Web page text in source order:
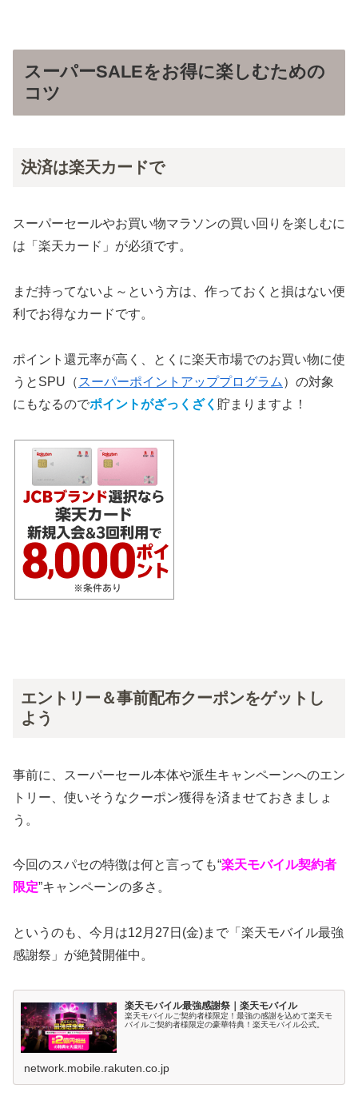
スーパーSALEをお得に楽しむための
コツ
決済は楽天カードで
スーパーセールやお買い物マラソンの買い回りを楽しむに
は「楽天カード」が必須です。
まだ持ってないよ～という方は、作っておくと損はない便
利でお得なカードです。
ポイント還元率が高く、とくに楽天市場でのお買い物に使
うとSPU（ スーパーポイントアッププログラム ）の対象
にもなるのでポイントがざっくざく 貯まりますよ！
エントリー＆事前配布クーポンをゲットし
よう
事前に、スーパーセール本体や派生キャンペーンへのエン
トリー、使いそうなクーポン獲得を済ませておきましょ
う。
今回のスパセの特徴は何と言っても“楽天モバイル契約者
限定”キャンペーンの多さ。
というのも、今月は12月27日(金)まで「楽天モバイル最強
感謝祭」が絶賛開催中。
楽天モバイル最強感謝祭｜楽天モバイル
楽天モバイルご契約者様限定！最強の感謝を込めて楽天モ
バイルご契約者様限定の豪華特典！楽天モバイル公式。
network.mobile.rakuten.co.jp